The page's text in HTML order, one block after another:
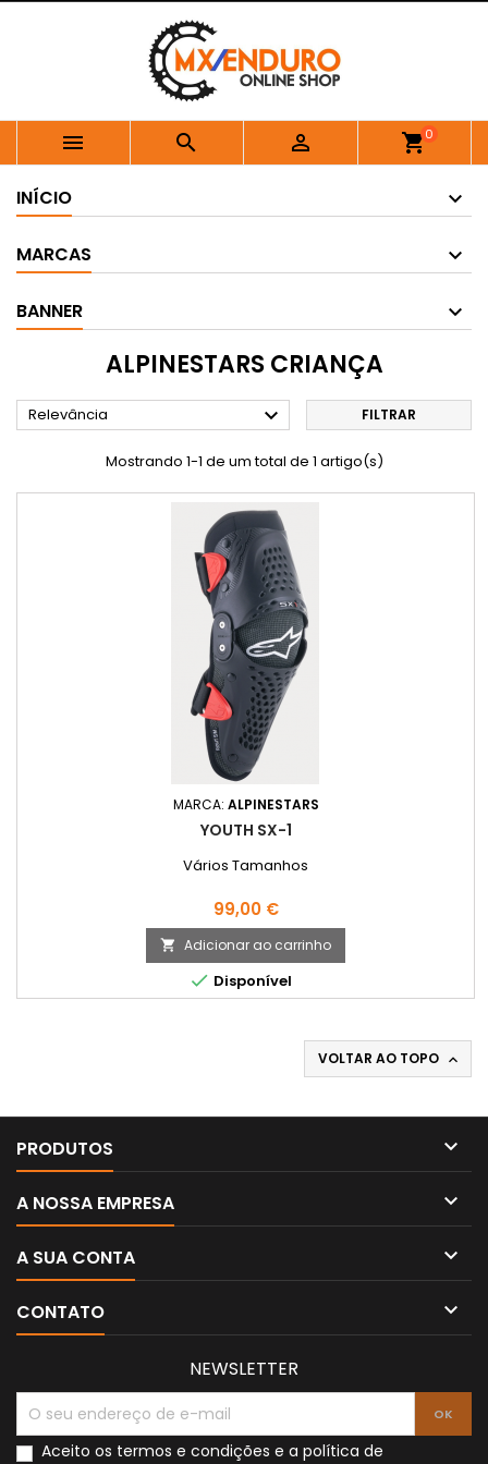
   shopping_cart0
INÍCIO
MARCAS
BANNER
ALPINESTARS CRIANÇA
Relevância  FILTRAR
Mostrando 1-1 de um total de 1 artigo(s)
MARCA: ALPINESTARS
YOUTH SX-1
Vários Tamanhos
Preço
99,00 €
 Adicionar ao carrinho
 Disponível
VOLTAR AO TOPO 
PRODUTOS 
A NOSSA EMPRESA 
A SUA CONTA 
CONTATO 
NEWSLETTER
Aceito os termos e condições e a política de